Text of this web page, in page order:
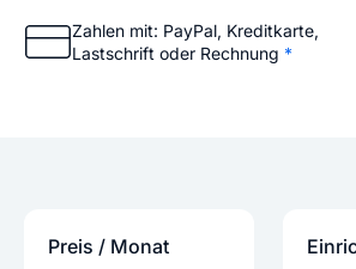
Zahlen mit: PayPal, Kreditkarte,
Lastschrift oder Rechnung *
Preis / Monat